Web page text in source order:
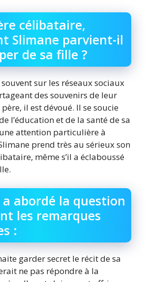
célibataire,
Slimane parvient-il
de sa fille ?
sur les réseaux sociaux
des souvenirs de leur
il est dévoué. Il se soucie
l’éducation et de la santé de sa
attention particulière à
prend très au sérieux son
même s’il a éclaboussé
a abordé la question
les remarques
:
garder secret le récit de sa
ne pas répondre à la